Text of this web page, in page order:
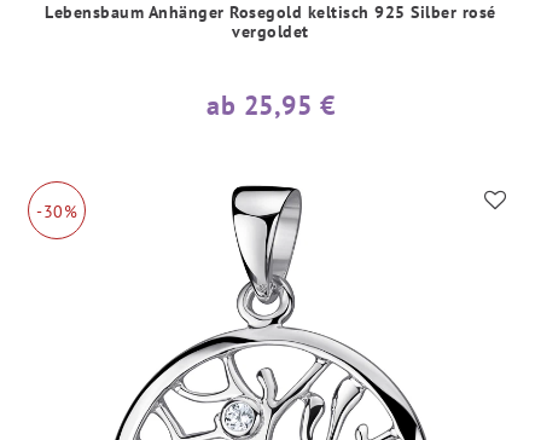
Lebensbaum Anhänger Rosegold keltisch 925 Silber rosé
vergoldet
ab 25,95 €
-30%